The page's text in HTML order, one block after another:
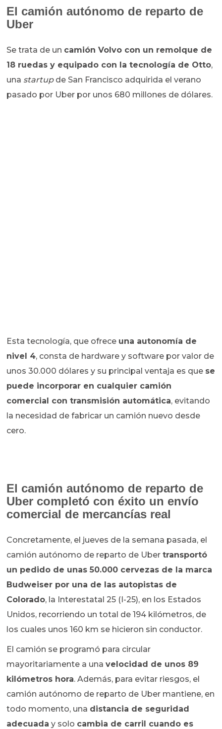
El camión autónomo de reparto de
Uber
Se trata de un camión Volvo con un remolque de
18 ruedas y equipado con la tecnología de Otto,
una startupde San Francisco adquirida el verano
pasado por Uber por unos 680 millones de dólares.
Esta tecnología, que ofrece una autonomía de
nivel 4, consta de hardware y software por valor de
unos 30.000 dólares y su principal ventaja es que se
puede incorporar en cualquier camión
comercial con transmisión automática, evitando
la necesidad de fabricar un camión nuevo desde
cero.
El camión autónomo de reparto de
Uber completó con éxito un envío
comercial de mercancías real
Concretamente, el jueves de la semana pasada, el
camión autónomo de reparto de Ubertransportó
un pedido de unas 50.000 cervezas de la marca
Budweiser por una de las autopistas de
Colorado, la Interestatal 25 (I-25), en los Estados
Unidos, recorriendo un total de 194 kilómetros, de
los cuales unos 160 km se hicieron sin conductor.
El camión se programó para circular
mayoritariamente a unavelocidad de unos 89
kilómetros hora. Además, para evitar riesgos, el
camión autónomo de reparto de Uber mantiene, en
todo momento, una distancia de seguridad
adecuada y solo cambia de carril cuando es